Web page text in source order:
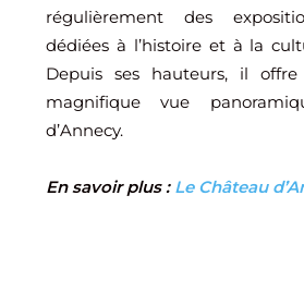
régulièrement des
dédiées à l’histoire et à la
Depuis ses hauteurs, il
magnifique vue
d’Annecy.
En savoir plus : Le Château